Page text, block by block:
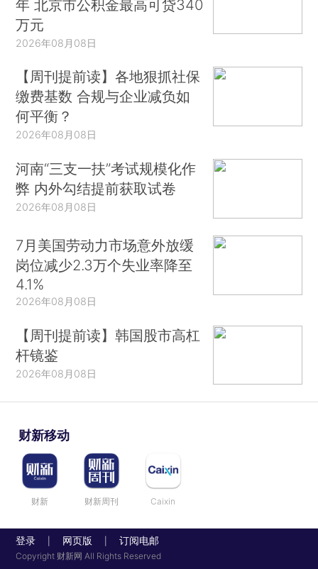
年 北京市公积金最高可贷340
万元
2026年08月08日
【周刊提前读】各地狠抓社保
缴费基数 合规与企业减负如
何平衡？
2026年08月08日
河南“三支一扶”考试规模化作
弊 内外勾结提前获取试卷
2026年08月08日
7月美国劳动力市场意外放缓
岗位减少2.3万个失业率降至
4.1%
2026年08月08日
【周刊提前读】韩国股市高杠
杆镜鉴
2026年08月08日
财新移动
财新 财新周刊 Caixin
登录 网页版 订阅电邮
Copyright 财新网 All Rights Reserved